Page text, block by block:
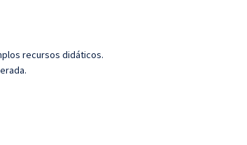
recursos didáticos.